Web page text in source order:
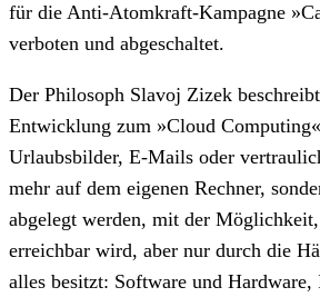
für die Anti-Atomkraft-Kampagne
verboten und abgeschaltet.
Der Philosoph Slavoj Zizek
Entwicklung zum »Cloud
Urlaubsbilder, E-Mails oder
mehr auf dem eigenen Rechner,
abgelegt werden, mit der Möglichkeit,
erreichbar wird, aber nur durch die
alles besitzt: Software und Hardware,